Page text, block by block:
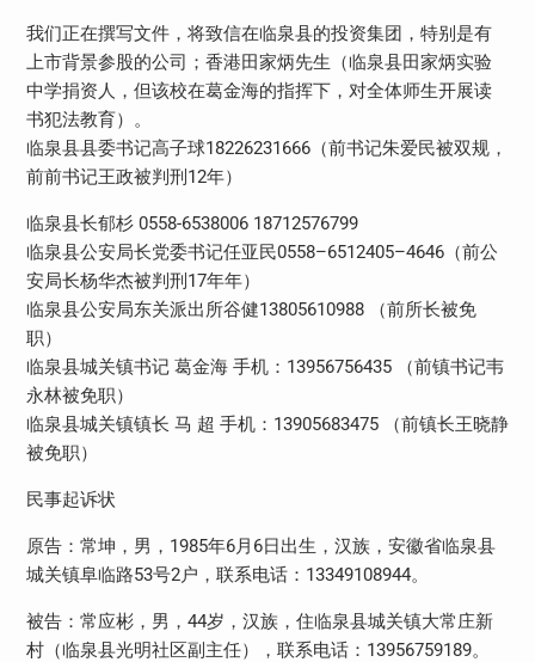
我们正在撰写文件，将致信在临泉县的投资集团，特别是有
上市背景参股的公司；香港田家炳先生（临泉县田家炳实验
中学捐资人，但该校在葛金海的指挥下，对全体师生开展读
书犯法教育）。
临泉县县委书记高子球18226231666（前书记朱爱民被双规，
前前书记王政被判刑12年）
临泉县长郁杉 0558-6538006 18712576799
临泉县公安局长党委书记任亚民0558–6512405–4646（前公
安局长杨华杰被判刑17年年）
临泉县公安局东关派出所谷健13805610988 （前所长被免
职）
临泉县城关镇书记 葛金海 手机：13956756435 （前镇书记韦
永林被免职）
临泉县城关镇镇长 马 超 手机：13905683475 （前镇长王晓静
被免职）
民事起诉状
原告：常坤，男，1985年6月6日出生，汉族，安徽省临泉县
城关镇阜临路53号2户，联系电话：13349108944。
被告：常应彬，男，44岁，汉族，住临泉县城关镇大常庄新
村（临泉县光明社区副主任），联系电话：13956759189。